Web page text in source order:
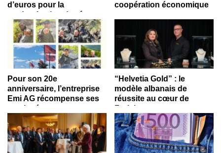
d’euros pour la
modernisation du réseau
énergétique au Kosovo
coopération économique
Pour son 20e
anniversaire, l’entreprise
Emi AG récompense ses
employés avec un voyage
au Kosovo et en Albanie
“Helvetia Gold” : le
modèle albanais de
réussite au cœur de
Zurich